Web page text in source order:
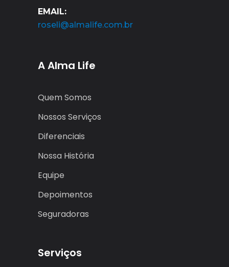
EMAIL:
roseli@almalife.com.br
A Alma Life
Quem Somos
Nossos Serviços
Diferenciais
Nossa História
Equipe
Depoimentos
Seguradoras
Serviços